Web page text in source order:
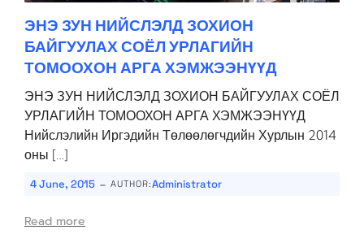
ЭНЭ ЗУН НИЙСЛЭЛД ЗОХИОН
БАЙГУУЛАХ СОЁЛ УРЛАГИЙН
ТОМООХОН АРГА ХЭМЖЭЭНҮҮД
ЭНЭ ЗУН НИЙСЛЭЛД ЗОХИОН БАЙГУУЛАХ СОЁЛ
УРЛАГИЙН ТОМООХОН АРГА ХЭМЖЭЭНҮҮД
Нийслэлийн Иргэдийн Төлөөлөгчдийн Хурлын 2014
оны […]
4 June, 2015 - AUTHOR:Administrator
Read more